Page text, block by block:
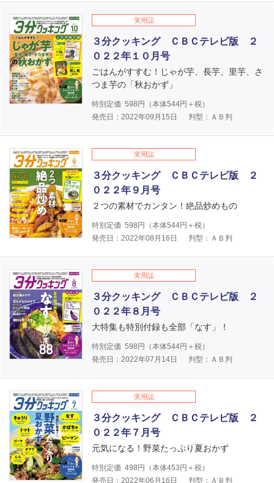
実用誌
３分クッキング ＣＢＣテレビ版 ２
０２２年１０月号
ごはんがすすむ！じゃが芋、長芋、里芋、さ
つま芋の「秋おかず」
特別定価 598 円（本体544円＋税）
発売日：2022年09月15日
判型：ＡＢ判
実用誌
３分クッキング ＣＢＣテレビ版 ２
０２２年９月号
２つの素材でカンタン！絶品炒めもの
特別定価 598 円（本体544円＋税）
発売日：2022年08月16日
判型：ＡＢ判
実用誌
３分クッキング ＣＢＣテレビ版 ２
０２２年８月号
大特集も特別付録も全部「なす」！
特別定価 598 円（本体544円＋税）
発売日：2022年07月14日
判型：ＡＢ判
実用誌
３分クッキング ＣＢＣテレビ版 ２
０２２年７月号
元気になる！野菜たっぷり夏おかず
特別定価 498 円（本体453 円＋税）
発売日：2022年06月16日
判型：ＡＢ判